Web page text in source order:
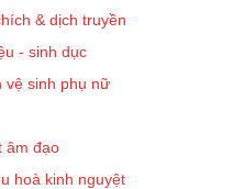
& dịch truyền
- sinh dục
vệ sinh phụ nữ
âm đạo
hoà kinh nguyệt